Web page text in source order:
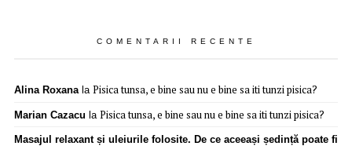
COMENTARII RECENTE
Alina Roxanala Pisica tunsa, e bine sau nu e bine sa iti tunzi pisica?
Marian Cazacu la Pisica tunsa, e bine sau nu e bine sa iti tunzi pisica?
Masajul relaxant și uleiurile folosite. De ce aceeași ședință poate fi